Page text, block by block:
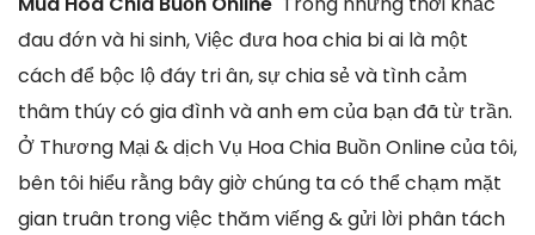
đau đớn và hi sinh, Việc đưa hoa chia bi ai là một
cách để bộc lộ đáy tri ân, sự chia sẻ và tình cảm
thâm thúy có gia đình và anh em của bạn đã từ trần.
Ở Thương Mại & dịch Vụ Hoa Chia Buồn Online của tôi,
bên tôi hiểu rằng bây giờ chúng ta có thể chạm mặt
gian truân trong việc thăm viếng & gửi lời phân tách